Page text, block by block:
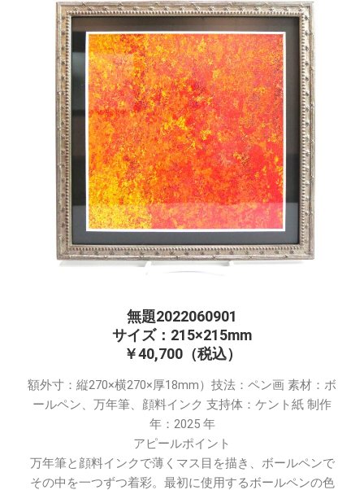
無題2022060901
サイズ：215×215mm
￥40,700（税込）
額外寸：縦270×横270×厚18mm）技法：ペン画 素材：ボ
ールペン、万年筆、顔料インク 支持体：ケント紙 制作
年：2025 年
アピールポイント
万年筆と顔料インクで薄くマス目を描き、ボールペンで
その中を一つずつ着彩。最初に使用するボールペンの色